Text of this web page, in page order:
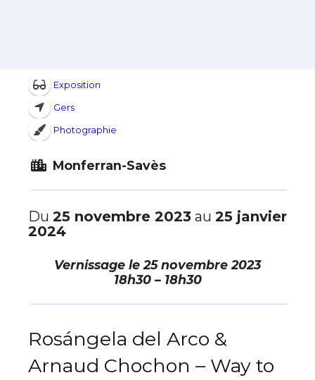
Exposition
Gers
Photographie
Monferran-Savès
Du 25 novembre 2023 au 25 janvier
2024
Vernissage le25 novembre 2023
18h30 – 18h30
Rosángela del Arco &
Arnaud Chochon – Way to